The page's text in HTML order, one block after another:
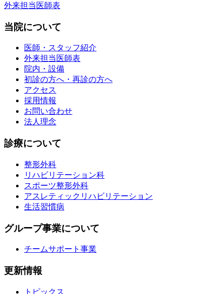
外来担当医師表
当院について
医師・スタッフ紹介
外来担当医師表
院内・設備
初診の方へ・再診の方へ
アクセス
採用情報
お問い合わせ
法人理念
診療について
整形外科
リハビリテーション科
スポーツ整形外科
アスレティックリハビリテーション
生活習慣病
グループ事業について
チームサポート事業
更新情報
トピックス